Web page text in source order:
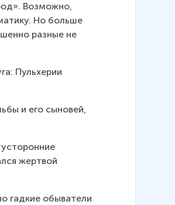
Возможно,
Но больше
разные не
Пульхерии
и его сыновей,
жертвой
гадкие обыватели